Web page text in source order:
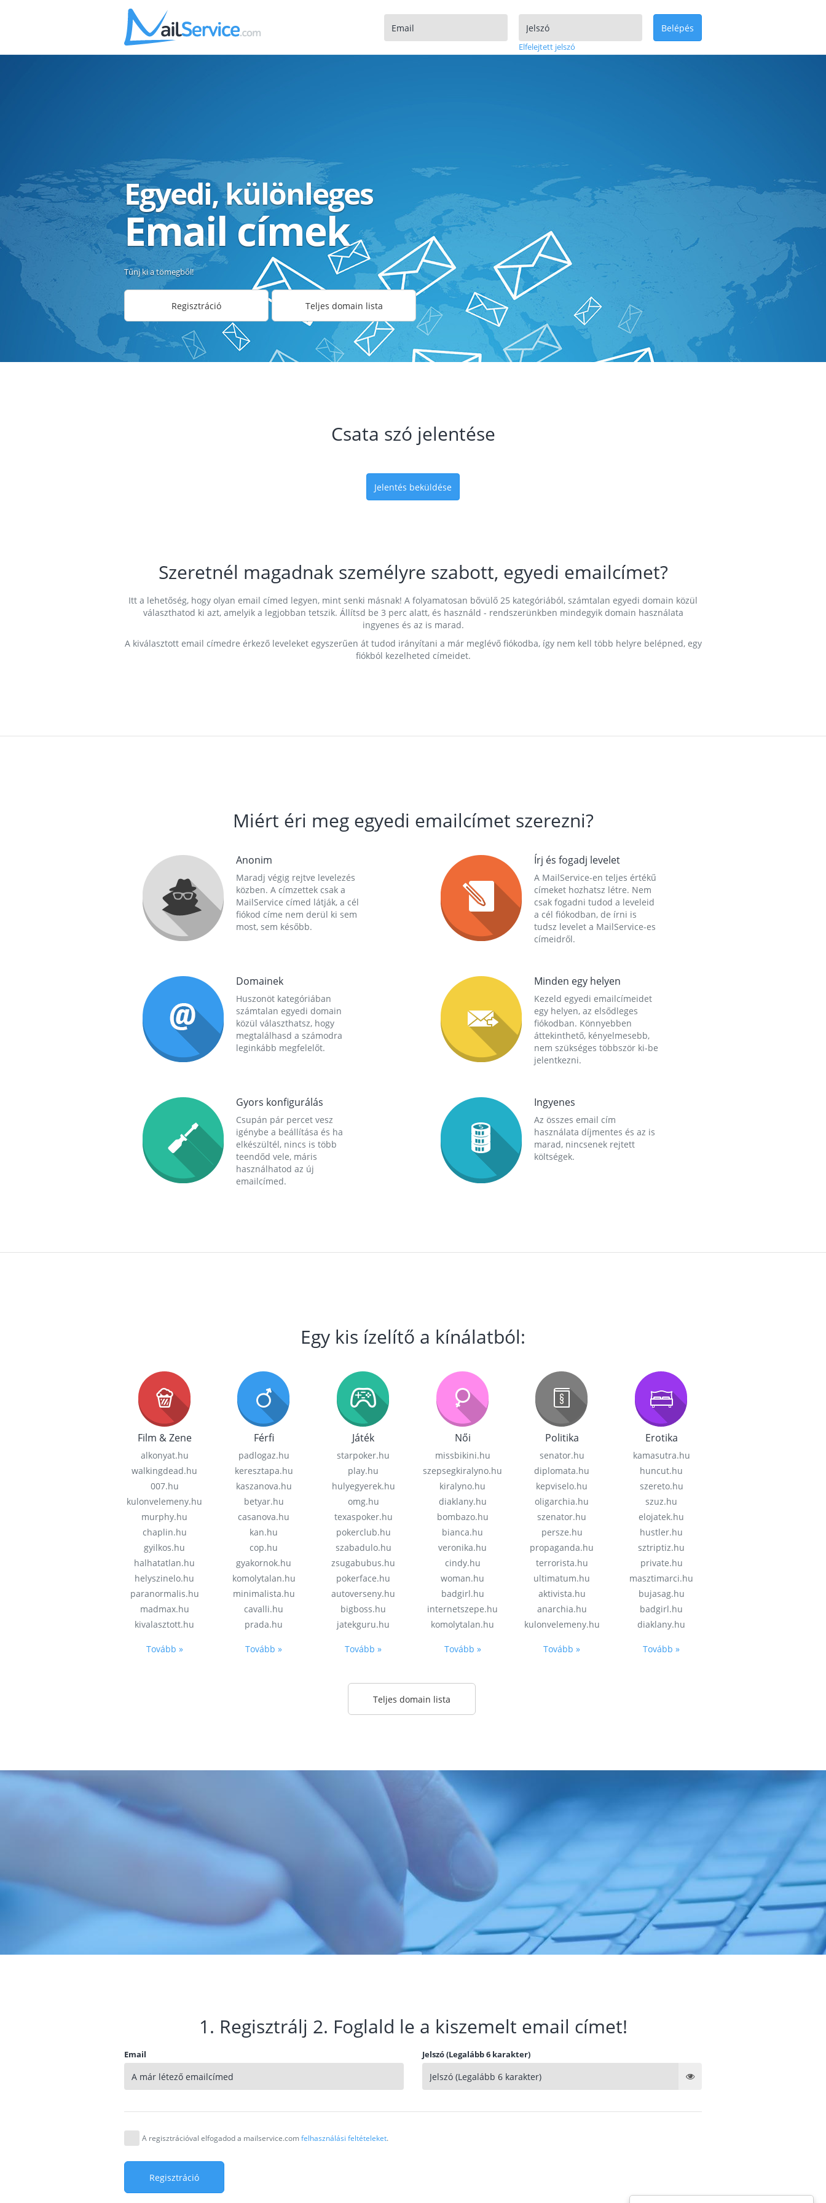
Elfelejtett jelszó
Belépés
Egyedi, különleges
Email címek
Tűnj ki a tömegből!
Regisztráció Teljes domain lista
Csata szó jelentése
Jelentés beküldése
Szeretnél magadnak személyre szabott, egyedi emailcímet?
Itt a lehetőség, hogy olyan email címed legyen, mint senki másnak! A folyamatosan bővülő 25 kategóriából, számtalan egyedi domain közül
választhatod ki azt, amelyik a legjobban tetszik. Állítsd be 3 perc alatt, és használd - rendszerünkben mindegyik domain használata
ingyenes és az is marad.
A kiválasztott email címedre érkező leveleket egyszerűen át tudod irányítani a már meglévő fiókodba, így nem kell több helyre belépned, egy
fiókból kezelheted címeidet.
Miért éri meg egyedi emailcímet szerezni?
Anonim
Maradj végig rejtve levelezés
közben. A címzettek csak a
MailService címed látják, a cél
fiókod címe nem derül ki sem
most, sem később.
Írj és fogadj levelet
A MailService-en teljes értékű
címeket hozhatsz létre. Nem
csak fogadni tudod a leveleid
a cél fiókodban, de írni is
tudsz levelet a MailService-es
címeidről.
Domainek
Huszonöt kategóriában
számtalan egyedi domain
közül választhatsz, hogy
megtalálhasd a számodra
leginkább megfelelőt.
Minden egy helyen
Kezeld egyedi emailcímeidet
egy helyen, az elsődleges
fiókodban. Könnyebben
áttekinthető, kényelmesebb,
nem szükséges többször ki-be
jelentkezni.
Gyors konfigurálás
Csupán pár percet vesz
igénybe a beállítása és ha
elkészültél, nincs is több
teendőd vele, máris
használhatod az új
emailcímed.
Ingyenes
Az összes email cím
használata díjmentes és az is
marad, nincsenek rejtett
költségek.
Egy kis ízelítő a kínálatból:
Film & Zene
alkonyat.hu
walkingdead.hu
007.hu
kulonvelemeny.hu
murphy.hu
chaplin.hu
gyilkos.hu
halhatatlan.hu
helyszinelo.hu
paranormalis.hu
madmax.hu
kivalasztott.hu
Tovább »
Férfi
padlogaz.hu
keresztapa.hu
kaszanova.hu
betyar.hu
casanova.hu
kan.hu
cop.hu
gyakornok.hu
komolytalan.hu
minimalista.hu
cavalli.hu
prada.hu
Tovább »
Játék
starpoker.hu
play.hu
hulyegyerek.hu
omg.hu
texaspoker.hu
pokerclub.hu
szabadulo.hu
zsugabubus.hu
pokerface.hu
autoverseny.hu
bigboss.hu
jatekguru.hu
Tovább »
Női
missbikini.hu
szepsegkiralyno.hu
kiralyno.hu
diaklany.hu
bombazo.hu
bianca.hu
veronika.hu
cindy.hu
woman.hu
badgirl.hu
internetszepe.hu
komolytalan.hu
Tovább »
Politika
senator.hu
diplomata.hu
kepviselo.hu
oligarchia.hu
szenator.hu
persze.hu
propaganda.hu
terrorista.hu
ultimatum.hu
aktivista.hu
anarchia.hu
kulonvelemeny.hu
Tovább »
Erotika
kamasutra.hu
huncut.hu
szereto.hu
szuz.hu
elojatek.hu
hustler.hu
sztriptiz.hu
private.hu
masztimarci.hu
bujasag.hu
badgirl.hu
diaklany.hu
Tovább »
Teljes domain lista
1. Regisztrálj 2. Foglald le a kiszemelt email címet!
Email Jelszó (Legalább 6 karakter)
A regisztrációval elfogadod a mailservice.comfelhasználási feltételeket.
Regisztráció